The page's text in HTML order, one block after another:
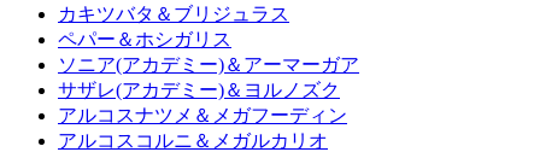
カキツバタ＆ブリジュラス
ペパー＆ホシガリス
ソニア(アカデミー)＆アーマーガア
サザレ(アカデミー)＆ヨルノズク
アルコスナツメ＆メガフーディン
アルコスコルニ＆メガルカリオ